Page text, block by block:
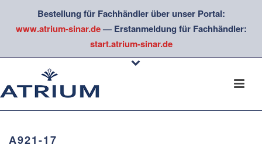
Bestellung für Fachhändler über unser Portal:
www.atrium-sinar.de— Erstanmeldung für Fachhändler:
start.atrium-sinar.de
A921-17